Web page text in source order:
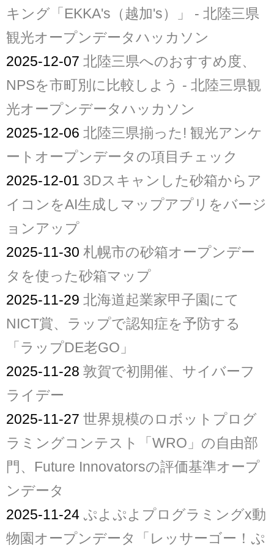
キング「EKKA's（越加's）」 - 北陸三県
観光オープンデータハッカソン
2025-12-07 北陸三県へのおすすめ度、
NPSを市町別に比較しよう - 北陸三県観
光オープンデータハッカソン
2025-12-06 北陸三県揃った! 観光アンケ
ートオープンデータの項目チェック
2025-12-01 3Dスキャンした砂箱からア
イコンをAI生成しマップアプリをバージ
ョンアップ
2025-11-30 札幌市の砂箱オープンデー
タを使った砂箱マップ
2025-11-29 北海道起業家甲子園にて
NICT賞、ラップで認知症を予防する
「ラップDE老GO」
2025-11-28 敦賀で初開催、サイバーフ
ライデー
2025-11-27 世界規模のロボットプログ
ラミングコンテスト「WRO」の自由部
門、Future Innovatorsの評価基準オープ
ンデータ
2025-11-24 ぷよぷよプログラミングx動
物園オープンデータ「レッサーゴー！ぷ